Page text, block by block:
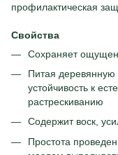
профилактическая
Свойства
Сохраняет
Питая деревянную
устойчивость к
растрескиванию
Содержит воск,
Простота